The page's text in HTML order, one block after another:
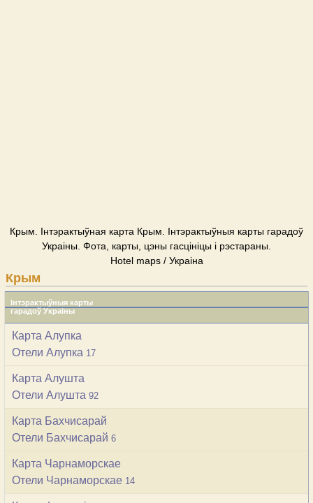
Крым. Інтэрактыўная карта Крым. Інтэрактыўныя карты гарадоў
Украіны. Фота, карты, цэны гасцініцы і рэстараны.
Hotel maps / Украіна
Крым
Інтэрактыўныя карты
гарадоў Украіны
Карта Алупка
Отели Алупка 17
Карта Алушта
Отели Алушта 92
Карта Бахчисарай
Отели Бахчисарай 6
Карта Чарнаморскае
Отели Чарнаморскае 14